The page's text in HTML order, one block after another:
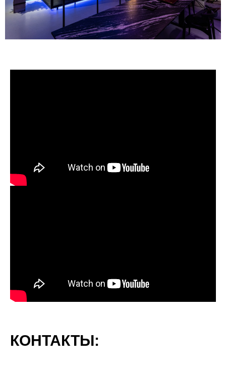
КОНТАКТЫ: